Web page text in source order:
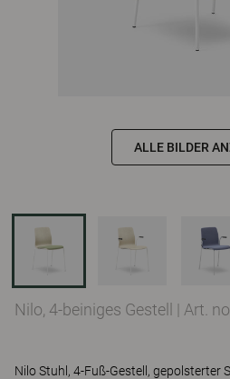
ALLE BILDER
Nilo, 4-beiniges Gestell | Art.
Nilo Stuhl, 4-Fuß-Gestell, gepolsterter